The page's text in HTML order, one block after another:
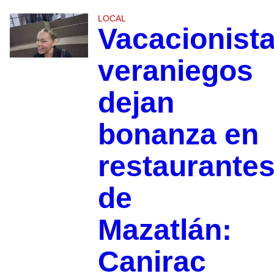
LOCAL
veraniegos
dejan
bonanza en
de
Mazatlán:
Canirac